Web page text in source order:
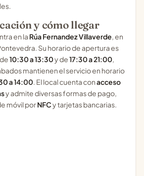
y cómo llegar
en la Rúa Fernandez Villaverde, en
Su horario de apertura es
10:30 a 13:30y de17:30 a 21:00,
mantienen el servicio en horario
a 14:00. El local cuenta conacceso
y admite diversas formas de pago,
móvil porNFCy tarjetas bancarias.